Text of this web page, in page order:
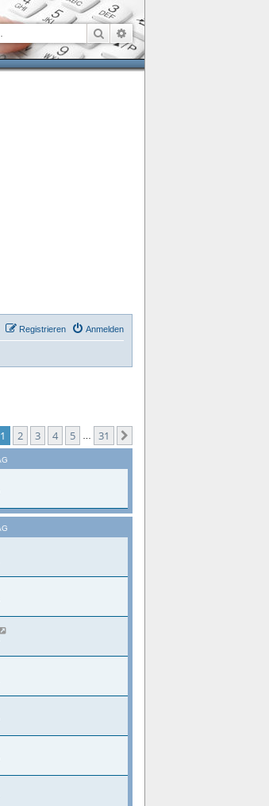
SucheErweiterte Suche
Anmelden
Registrieren
von31
1 2 3 4 5 31